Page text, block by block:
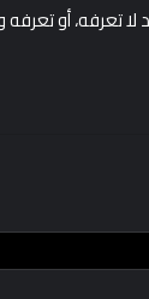
تعرفه، أو